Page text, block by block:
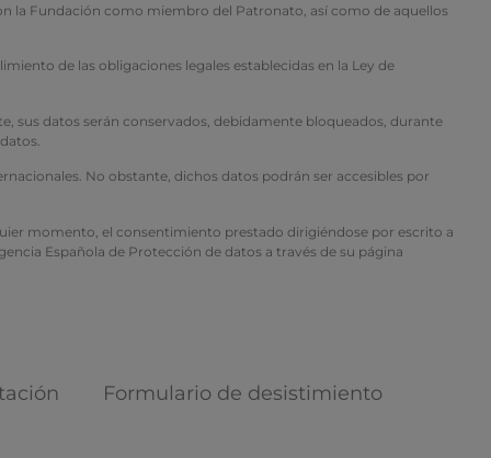
la Fundación como miembro del Patronato, así como de aquellos
de las obligaciones legales establecidas en la Ley de
sus datos serán conservados, debidamente bloqueados, durante
No obstante, dichos datos podrán ser accesibles por
momento, el consentimiento prestado dirigiéndose por escrito a
Española de Protección de datos a través de su página
Formulario de desistimiento